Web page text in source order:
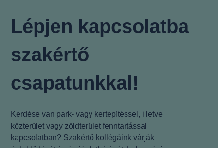
Lépjen kapcsolatba
szakértő
csapatunkkal!
Kérdése van park- vagy kertépítéssel, illetve
közterület vagy zöldterület fenntartással
kapcsolatban? Szakértő kollégáink várják